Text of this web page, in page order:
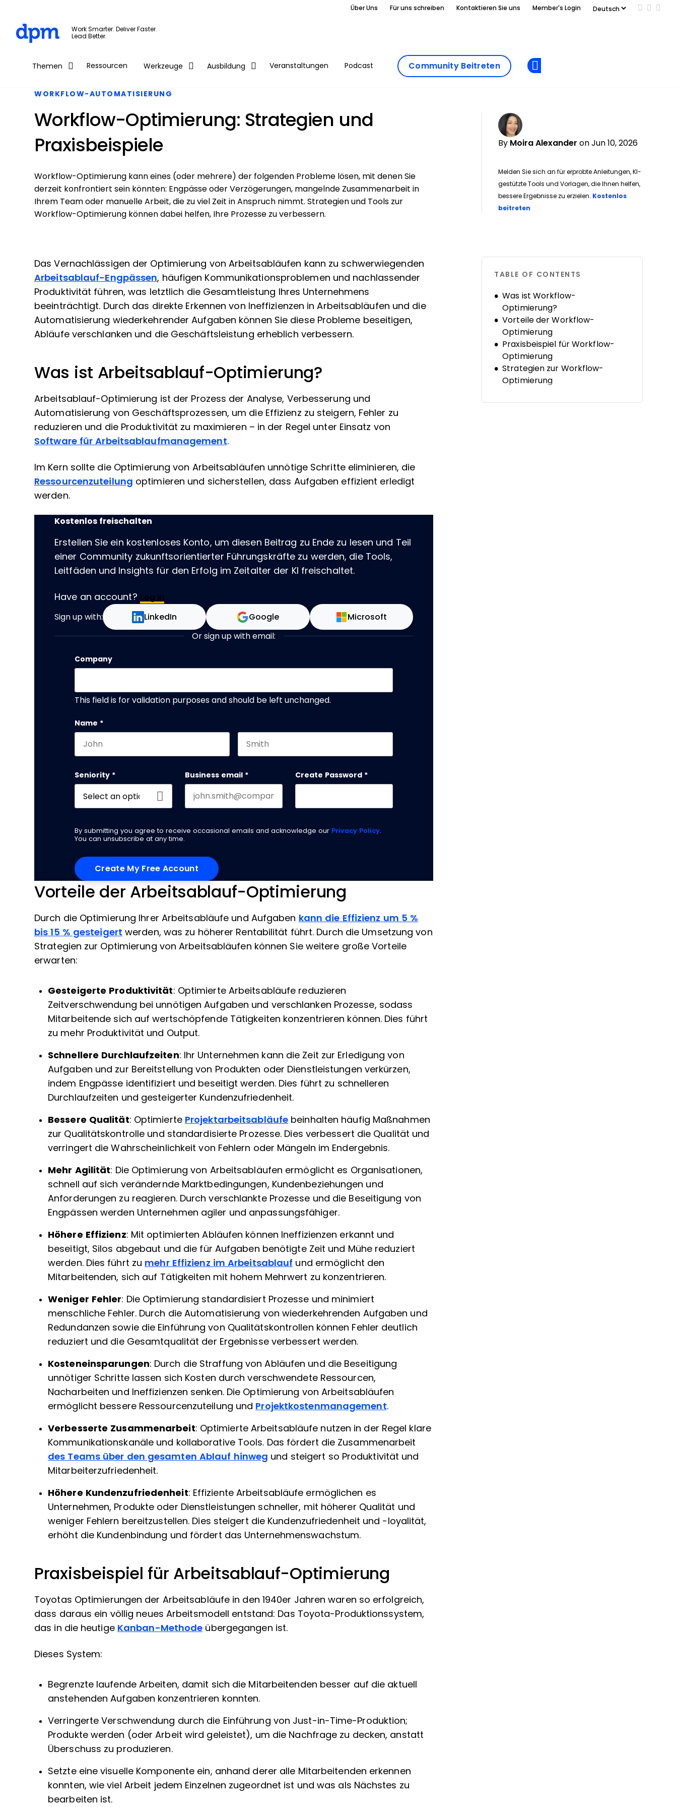
Skip to main content
Über Uns Für uns schreiben Kontaktieren Sie uns Member's Login Add us
Follow
Work Smarter. Deliver Faster.
Lead Better.
Themen Ressourcen Werkzeuge Ausbildung Veranstaltungen Podcast Community Beitreten
WORKFLOW-AUTOMATISIERUNG
Workflow-Optimierung: Strategien und
Praxisbeispiele
By Moira Alexander on Jun 10, 2026
Melden Sie sich an für erprobte Anleitungen, KI-
gestützte Tools und Vorlagen, die Ihnen helfen,
bessere Ergebnisse zu erzielen. Kostenlos
beitreten
Workflow-Optimierung kann eines (oder mehrere) der folgenden Probleme lösen, mit denen Sie
derzeit konfrontiert sein könnten: Engpässe oder Verzögerungen, mangelnde Zusammenarbeit in
Ihrem Team oder manuelle Arbeit, die zu viel Zeit in Anspruch nimmt. Strategien und Tools zur
Workflow-Optimierung können dabei helfen, Ihre Prozesse zu verbessern.
Das Vernachlässigen der Optimierung von Arbeitsabläufen kann zu schwerwiegenden
Arbeitsablauf-Engpässen, häufigen Kommunikationsproblemen und nachlassender
Produktivität führen, was letztlich die Gesamtleistung Ihres Unternehmens
beeinträchtigt. Durch das direkte Erkennen von Ineffizienzen in Arbeitsabläufen und die
Automatisierung wiederkehrender Aufgaben können Sie diese Probleme beseitigen,
Abläufe verschlanken und die Geschäftsleistung erheblich verbessern.
Was ist Arbeitsablauf-Optimierung?
Arbeitsablauf-Optimierung ist der Prozess der Analyse, Verbesserung und
Automatisierung von Geschäftsprozessen, um die Effizienz zu steigern, Fehler zu
reduzieren und die Produktivität zu maximieren – in der Regel unter Einsatz von
Software für Arbeitsablaufmanagement.
Im Kern sollte die Optimierung von Arbeitsabläufen unnötige Schritte eliminieren, die
Ressourcenzuteilung optimieren und sicherstellen, dass Aufgaben effizient erledigt
werden.
Kostenlos freischalten
Erstellen Sie ein kostenloses Konto, um diesen Beitrag zu Ende zu lesen und Teil
einer Community zukunftsorientierter Führungskräfte zu werden, die Tools,
Leitfäden und Insights für den Erfolg im Zeitalter der KI freischaltet.
Have an account? Log In
Sign up with: LinkedIn Google Microsoft
Or sign up with email:
Company
This field is for validation purposes and should be left unchanged.
Name *
Seniority * Business email * Create Password *
By submitting you agree to receive occasional emails and acknowledge our Privacy Policy.
You can unsubscribe at any time.
Vorteile der Arbeitsablauf-Optimierung
Durch die Optimierung Ihrer Arbeitsabläufe und Aufgaben kann die Effizienz um 5 %
bis 15 % gesteigert werden, was zu höherer Rentabilität führt. Durch die Umsetzung von
Strategien zur Optimierung von Arbeitsabläufen können Sie weitere große Vorteile
erwarten:
Gesteigerte Produktivität: Optimierte Arbeitsabläufe reduzieren
Zeitverschwendung bei unnötigen Aufgaben und verschlanken Prozesse, sodass
Mitarbeitende sich auf wertschöpfende Tätigkeiten konzentrieren können. Dies führt
zu mehr Produktivität und Output.
Schnellere Durchlaufzeiten: Ihr Unternehmen kann die Zeit zur Erledigung von
Aufgaben und zur Bereitstellung von Produkten oder Dienstleistungen verkürzen,
indem Engpässe identifiziert und beseitigt werden. Dies führt zu schnelleren
Durchlaufzeiten und gesteigerter Kundenzufriedenheit.
Bessere Qualität: Optimierte Projektarbeitsabläufe beinhalten häufig Maßnahmen
zur Qualitätskontrolle und standardisierte Prozesse. Dies verbessert die Qualität und
verringert die Wahrscheinlichkeit von Fehlern oder Mängeln im Endergebnis.
Mehr Agilität: Die Optimierung von Arbeitsabläufen ermöglicht es Organisationen,
schnell auf sich verändernde Marktbedingungen, Kundenbeziehungen und
Anforderungen zu reagieren. Durch verschlankte Prozesse und die Beseitigung von
Engpässen werden Unternehmen agiler und anpassungsfähiger.
Höhere Effizienz: Mit optimierten Abläufen können Ineffizienzen erkannt und
beseitigt, Silos abgebaut und die für Aufgaben benötigte Zeit und Mühe reduziert
werden. Dies führt zu mehr Effizienz im Arbeitsablauf und ermöglicht den
Mitarbeitenden, sich auf Tätigkeiten mit hohem Mehrwert zu konzentrieren.
Weniger Fehler: Die Optimierung standardisiert Prozesse und minimiert
menschliche Fehler. Durch die Automatisierung von wiederkehrenden Aufgaben und
Redundanzen sowie die Einführung von Qualitätskontrollen können Fehler deutlich
reduziert und die Gesamtqualität der Ergebnisse verbessert werden.
Kosteneinsparungen: Durch die Straffung von Abläufen und die Beseitigung
unnötiger Schritte lassen sich Kosten durch verschwendete Ressourcen,
Nacharbeiten und Ineffizienzen senken. Die Optimierung von Arbeitsabläufen
ermöglicht bessere Ressourcenzuteilung und Projektkostenmanagement.
Verbesserte Zusammenarbeit: Optimierte Arbeitsabläufe nutzen in der Regel klare
Kommunikationskanäle und kollaborative Tools. Das fördert die Zusammenarbeit
des Teams über den gesamten Ablauf hinweg und steigert so Produktivität und
Mitarbeiterzufriedenheit.
Höhere Kundenzufriedenheit: Effiziente Arbeitsabläufe ermöglichen es
Unternehmen, Produkte oder Dienstleistungen schneller, mit höherer Qualität und
weniger Fehlern bereitzustellen. Dies steigert die Kundenzufriedenheit und -loyalität,
erhöht die Kundenbindung und fördert das Unternehmenswachstum.
Praxisbeispiel für Arbeitsablauf-Optimierung
Toyotas Optimierungen der Arbeitsabläufe in den 1940er Jahren waren so erfolgreich,
dass daraus ein völlig neues Arbeitsmodell entstand: Das Toyota-Produktionssystem,
das in die heutige Kanban-Methode übergegangen ist.
Dieses System:
Begrenzte laufende Arbeiten, damit sich die Mitarbeitenden besser auf die aktuell
anstehenden Aufgaben konzentrieren konnten.
Verringerte Verschwendung durch die Einführung von Just-in-Time-Produktion;
Produkte werden (oder Arbeit wird geleistet), um die Nachfrage zu decken, anstatt
Überschuss zu produzieren.
Setzte eine visuelle Komponente ein, anhand derer alle Mitarbeitenden erkennen
konnten, wie viel Arbeit jedem Einzelnen zugeordnet ist und was als Nächstes zu
bearbeiten ist.
TABLE OF CONTENTS
Was ist Workflow-
Optimierung?
Vorteile der Workflow-
Optimierung
Praxisbeispiel für Workflow-
Optimierung
Strategien zur Workflow-
Optimierung
Workflows